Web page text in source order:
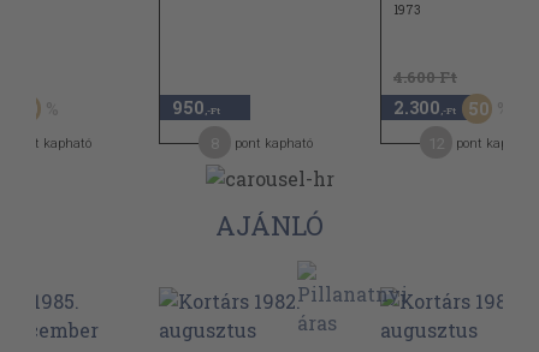
50
pont kapható
950 ,-Ft
pont kapható
1973
4.600 Ft
2.300 ,-Ft 50
pont kapható
AJÁNLÓ